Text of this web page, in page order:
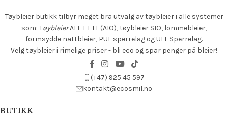
Tøybleier butikk tilbyr meget bra utvalg av tøybleier i alle systemer
som: TøybleierALT-I-ETT (AIO), tøybleier SIO, lommebleier,
formsydde nattbleier, PUL sperrelag og ULL Sperrelag.
Velg tøybleier i rimelige priser - bli eco og spar penger på bleier!
(+47) 925 45 597
kontakt@ecosmil.no
BUTIKK